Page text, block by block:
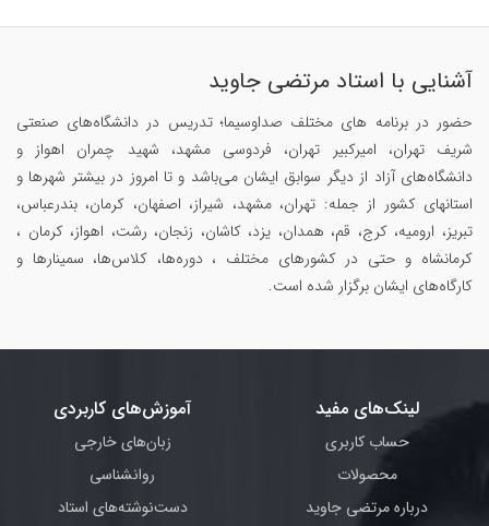
آشنایی با استاد مرتضی جاوید
حضور در برنامه های مختلف صداوسیما؛ تدریس در دانشگاه‌های صنعتی
شریف تهران، امیرکبیر تهران، فردوسی مشهد، شهید چمران اهواز و
دانشگاه‌های آزاد از دیگر سوابق ایشان می‌باشد و تا امروز در بیشتر شهرها و
استانهای کشور از جمله: تهران، مشهد، شیراز، اصفهان، کرمان، بندرعباس،
تبریز، ارومیه، کرج، قم، همدان، یزد، کاشان، زنجان، رشت، اهواز، کرمان ،
کرمانشاه و حتی در کشورهای مختلف ، دوره‌ها، کلاس‌ها، سمینار‌ها و
کارگاه‌های ایشان برگزار شده است.
لینک‌های مفید
حساب کاربری
محصولات
درباره مرتضی جاوید
آموزش‌های کاربردی
زبان‌های خارجی
روانشناسی
دست‌نوشته‌های استاد